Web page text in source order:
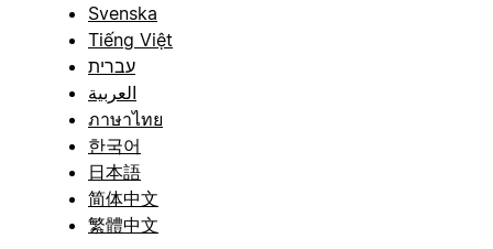
Svenska
Tiếng Việt
עברית
العربية
ภาษาไทย
한국어
日本語
简体中文
繁體中文